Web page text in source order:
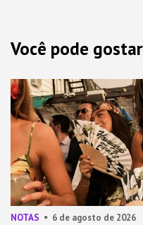
Você pode gostar
NOTAS 6 de agosto de 2026